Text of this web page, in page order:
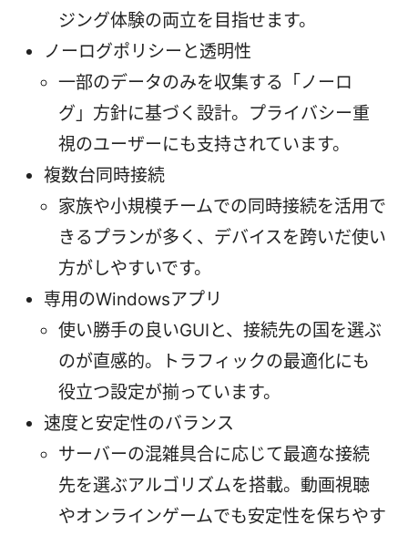
ジング体験の両立を目指せます。
ノーログポリシーと透明性
一部のデータのみを収集する「ノーロ
グ」方針に基づく設計。プライバシー重
視のユーザーにも支持されています。
複数台同時接続
家族や小規模チームでの同時接続を活用で
きるプランが多く、デバイスを跨いだ使い
方がしやすいです。
専用のWindowsアプリ
使い勝手の良いGUIと、接続先の国を選ぶ
のが直感的。トラフィックの最適化にも
役立つ設定が揃っています。
速度と安定性のバランス
サーバーの混雑具合に応じて最適な接続
先を選ぶアルゴリズムを搭載。動画視聴
やオンラインゲームでも安定性を保ちやす